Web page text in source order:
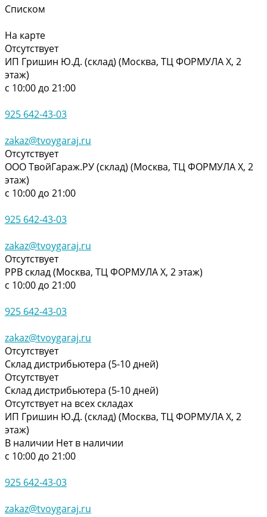
Списком
На карте
Отсутствует
ИП Гришин Ю.Д. (склад) (Москва, ТЦ ФОРМУЛА Х, 2
этаж)
с 10:00 до 21:00
925 642-43-03
zakaz@tvoygaraj.ru
Отсутствует
ООО ТвойГараж.РУ (склад) (Москва, ТЦ ФОРМУЛА Х, 2
этаж)
с 10:00 до 21:00
925 642-43-03
zakaz@tvoygaraj.ru
Отсутствует
РРВ склад (Москва, ТЦ ФОРМУЛА Х, 2 этаж)
с 10:00 до 21:00
925 642-43-03
zakaz@tvoygaraj.ru
Отсутствует
Склад дистрибьютера (5-10 дней)
Отсутствует
Склад дистрибьютера (5-10 дней)
Отсутствует на всех складах
ИП Гришин Ю.Д. (склад) (Москва, ТЦ ФОРМУЛА Х, 2
этаж)
В наличии Нет в наличии
с 10:00 до 21:00
925 642-43-03
zakaz@tvoygaraj.ru